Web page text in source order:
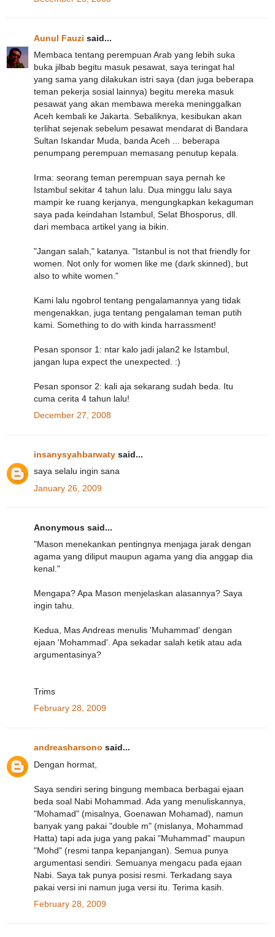
Aunul Fauzi said...
Membaca tentang perempuan Arab yang lebih suka
buka jilbab begitu masuk pesawat, saya teringat hal
yang sama yang dilakukan istri saya (dan juga beberapa
teman pekerja sosial lainnya) begitu mereka masuk
pesawat yang akan membawa mereka meninggalkan
Aceh kembali ke Jakarta. Sebaliknya, kesibukan akan
terlihat sejenak sebelum pesawat mendarat di Bandara
Sultan Iskandar Muda, banda Aceh ... beberapa
penumpang perempuan memasang penutup kepala.
Irma: seorang teman perempuan saya pernah ke
Istambul sekitar 4 tahun lalu. Dua minggu lalu saya
mampir ke ruang kerjanya, mengungkapkan kekaguman
saya pada keindahan Istambul, Selat Bhosporus, dll.
dari membaca artikel yang ia bikin.
"Jangan salah," katanya. "Istanbul is not that friendly for
women. Not only for women like me (dark skinned), but
also to white women."
Kami lalu ngobrol tentang pengalamannya yang tidak
mengenakkan, juga tentang pengalaman teman putih
kami. Something to do with kinda harrassment!
Pesan sponsor 1: ntar kalo jadi jalan2 ke Istambul,
jangan lupa expect the unexpected. :)
Pesan sponsor 2: kali aja sekarang sudah beda. Itu
cuma cerita 4 tahun lalu!
December 27, 2008
insanysyahbarwaty said...
saya selalu ingin sana
January 26, 2009
Anonymous said...
"Mason menekankan pentingnya menjaga jarak dengan
agama yang diliput maupun agama yang dia anggap dia
kenal."
Mengapa? Apa Mason menjelaskan alasannya? Saya
ingin tahu.
Kedua, Mas Andreas menulis 'Muhammad' dengan
ejaan 'Mohammad'. Apa sekadar salah ketik atau ada
argumentasinya?
Trims
February 28, 2009
andreasharsono said...
Dengan hormat,
Saya sendiri sering bingung membaca berbagai ejaan
beda soal Nabi Mohammad. Ada yang menuliskannya,
"Mohamad" (misalnya, Goenawan Mohamad), namun
banyak yang pakai "double m" (mislanya, Mohammad
Hatta) tapi ada juga yang pakai "Muhammad" maupun
"Mohd" (resmi tanpa kepanjangan). Semua punya
argumentasi sendiri. Semuanya mengacu pada ejaan
Nabi. Saya tak punya posisi resmi. Terkadang saya
pakai versi ini namun juga versi itu. Terima kasih.
February 28, 2009